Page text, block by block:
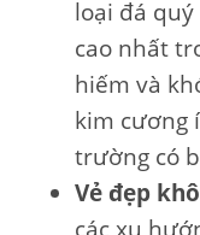
loại đá
cao nhất
hiếm và
kim cương
trường có
Vẻ đẹp